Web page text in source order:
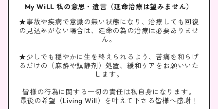
My WiLL 私の意思・遺言（延命治療は望みません）
★事故や疾病で意識の無い状態になり、治療しても回復
の見込みがない場合は、延命の為の治療は必要ありませ
ん。
★少しでも穏やかに生を終えられるよう、苦痛を和らげ
るだけの（麻酔や鎮静剤）処置、緩和ケアをお願いいた
します。
皆様の行為に関する一切の責任は私自身になります。
最後の希望（Living Will）を叶えて下さる皆様へ感謝！